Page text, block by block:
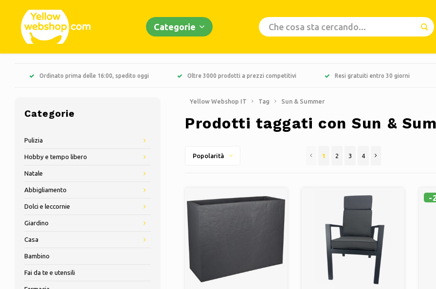
Categorie
Ordinato prima delle 16:00, spedito oggi Oltre 3000 prodotti a prezzi competitivi Resi gratuiti entro 30 giorni
Categorie
Pulizia
Hobby e tempo libero
Natale
Abbigliamento
Dolci e leccornie
Giardino
Casa
Bambino
Fai da te e utensili
Yellow Webshop IT Tag Sun & Summer
Prodotti taggati con Sun &
Popolarità 1 2 3 4
-